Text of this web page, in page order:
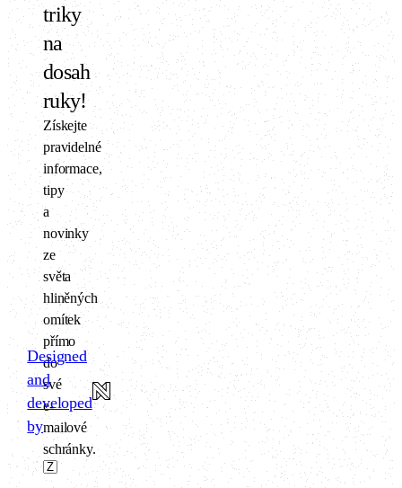
triky
na
dosah
ruky!
Získejte
pravidelné
informace,
tipy
a
novinky
ze
světa
hliněných
omítek
přímo
do
své
e-
mailové
schránky.
Designed
and
developed
by